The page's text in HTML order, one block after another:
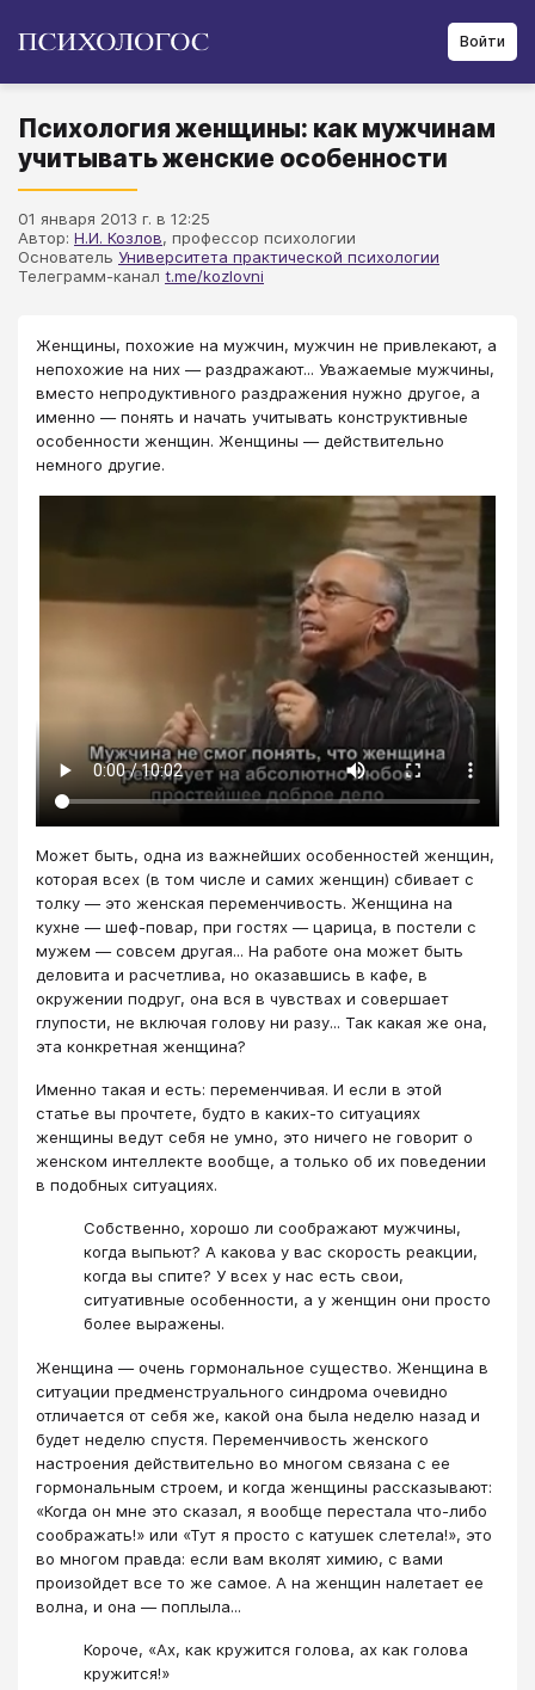
Войти
Психология женщины: как мужчинам
учитывать женские особенности
01 января 2013 г. в 12:25
Автор: Н.И. Козлов, профессор психологии
Основатель Университета практической психологии
Телеграмм-канал t.me/kozlovni
Женщины, похожие на мужчин, мужчин не привлекают, а
непохожие на них — раздражают... Уважаемые мужчины,
вместо непродуктивного раздражения нужно другое, а
именно — понять и начать учитывать конструктивные
особенности женщин. Женщины — действительно
немного другие.
Может быть, одна из важнейших особенностей женщин,
которая всех (в том числе и самих женщин) сбивает с
толку — это женская переменчивость. Женщина на
кухне — шеф-повар, при гостях — царица, в постели с
мужем — совсем другая... На работе она может быть
деловита и расчетлива, но оказавшись в кафе, в
окружении подруг, она вся в чувствах и совершает
глупости, не включая голову ни разу... Так какая же она,
эта конкретная женщина?
Именно такая и есть: переменчивая. И если в этой
статье вы прочтете, будто в каких-то ситуациях
женщины ведут себя не умно, это ничего не говорит о
женском интеллекте вообще, а только об их поведении
в подобных ситуациях.
Собственно, хорошо ли соображают мужчины,
когда выпьют? А какова у вас скорость реакции,
когда вы спите? У всех у нас есть свои,
ситуативные особенности, а у женщин они просто
более выражены.
Женщина — очень гормональное существо. Женщина в
ситуации предменструального синдрома очевидно
отличается от себя же, какой она была неделю назад и
будет неделю спустя. Переменчивость женского
настроения действительно во многом связана с ее
гормональным строем, и когда женщины рассказывают:
«Когда он мне это сказал, я вообще перестала что-либо
соображать!» или «Тут я просто с катушек слетела!», это
во многом правда: если вам вколят химию, с вами
произойдет все то же самое. А на женщин налетает ее
волна, и она — поплыла...
Короче, «Ах, как кружится голова, ах как голова
кружится!»